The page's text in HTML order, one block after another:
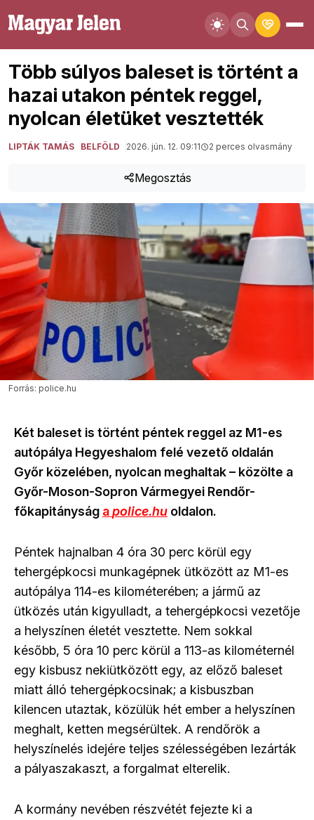
Több súlyos baleset is történt a
hazai utakon péntek reggel,
nyolcan életüket vesztették
LIPTÁK TAMÁS BELFÖLD 2026. jún. 12. 09:11 2 perces olvasmány
Megosztás
Forrás: police.hu
Két baleset is történt péntek reggel az M1-es
autópálya Hegyeshalom felé vezető oldalán
Győr közelében, nyolcan meghaltak – közölte a
Győr-Moson-Sopron Vármegyei Rendőr-
főkapitányság apolice.hu oldalon.
Péntek hajnalban 4 óra 30 perc körül egy
tehergépkocsi munkagépnek ütközött az M1-es
autópálya 114-es kilométerében; a jármű az
ütközés után kigyulladt, a tehergépkocsi vezetője
a helyszínen életét vesztette. Nem sokkal
később, 5 óra 10 perc körül a 113-as kilométernél
egy kisbusz nekiütközött egy, az előző baleset
miatt álló tehergépkocsinak; a kisbuszban
kilencen utaztak, közülük hét ember a helyszínen
meghalt, ketten megsérültek. A rendőrök a
helyszínelés idejére teljes szélességében lezárták
a pályaszakaszt, a forgalmat elterelik.
A kormány nevében részvétét fejezte ki a